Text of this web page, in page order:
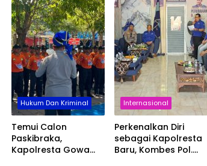
Hukum Dan Kriminal
Temui Calon
Paskibraka,
Kapolresta Gowa
Internasional
Perkenalkan Diri
sebagai Kapolresta
Baru, Kombes Pol.